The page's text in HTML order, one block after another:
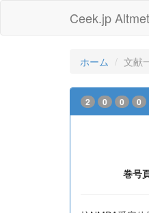
Ceek.jp
ホーム 文献
2 0 0 0
巻号